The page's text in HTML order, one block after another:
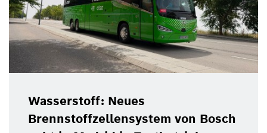
Wasserstoff: Neues
Brennstoffzellensystem von Bosch